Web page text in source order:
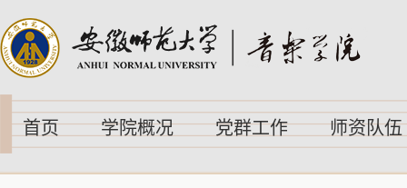
首页 学院概况 党群工作 师资队伍